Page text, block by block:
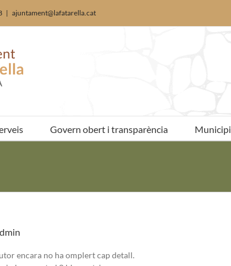
| ajuntament@lafatarella.cat
Govern obert i transparència Municipi
encara no ha omplert cap detall.